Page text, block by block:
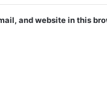
and website in this